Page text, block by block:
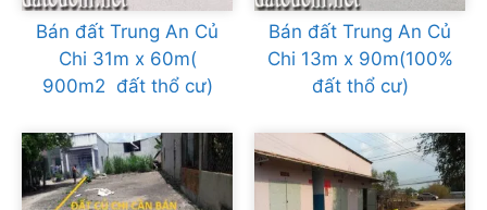
Bán đất Trung An Củ
Chi 31m x 60m(
900m2 đất thổ cư)
Bán đất Trung An Củ
Chi 13m x 90m(100%
đất thổ cư)